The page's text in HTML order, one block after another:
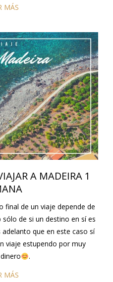
MÁS
A MADEIRA 1
final de un viaje depende de
de si un destino en sí es
que en este caso sí
viaje estupendo por muy
.
MÁS